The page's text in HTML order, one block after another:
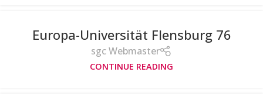
Europa-Universität Flensburg 76
sgc Webmaster
CONTINUE READING